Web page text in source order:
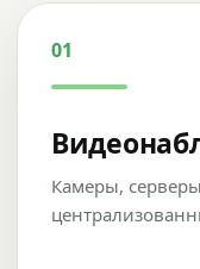
01
Камеры,